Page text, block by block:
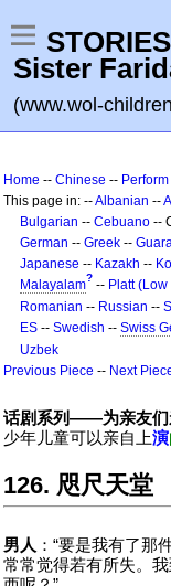
Sister
(www.wol-
Home -- Chinese --
This page in: --Albanian --
Bulgarian -- Cebuano --
German -- Greek --
Japanese -- Kazakh --
Malayalam? -- Platt
Romanian -- Russian --
ES -- Swedish -- Swiss
Uzbek
Previous Piece -- Next
话剧系列——为亲友们
少年儿童可以亲自上演
126. 咫尺天堂
男人 ：“要是我有了那
常常觉得若有所失。